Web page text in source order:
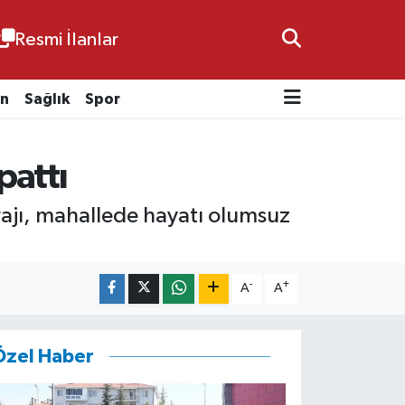
Resmi İlanlar
Sağlık Spor
mahallede hayatı olumsuz
A- A+
Haber